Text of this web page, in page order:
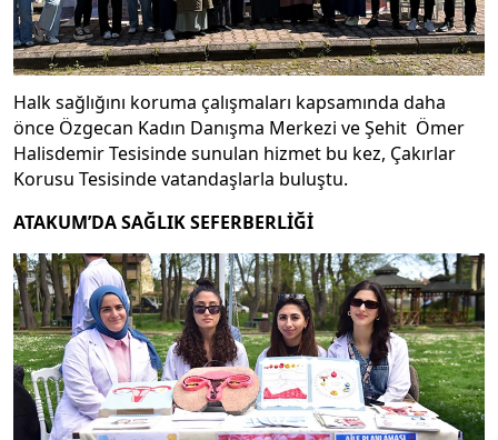
Halk sağlığını koruma çalışmaları kapsamında daha
önce Özgecan Kadın Danışma Merkezi ve Şehit Ömer
Halisdemir Tesisinde sunulan hizmet bu kez, Çakırlar
Korusu Tesisinde vatandaşlarla buluştu.
ATAKUM’DA SAĞLIK SEFERBERLİĞİ